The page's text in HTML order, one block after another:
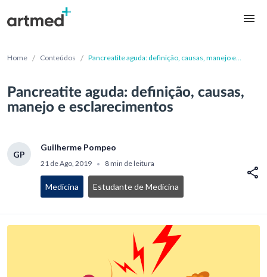
Home / Conteúdos / Pancreatite aguda: definição, causas, manejo e
Pancreatite aguda: definição, causas,
manejo e esclarecimentos
GP
Guilherme Pompeo
21 de Ago, 2019 • 8 min de leitura
Medicina Estudante de Medicina